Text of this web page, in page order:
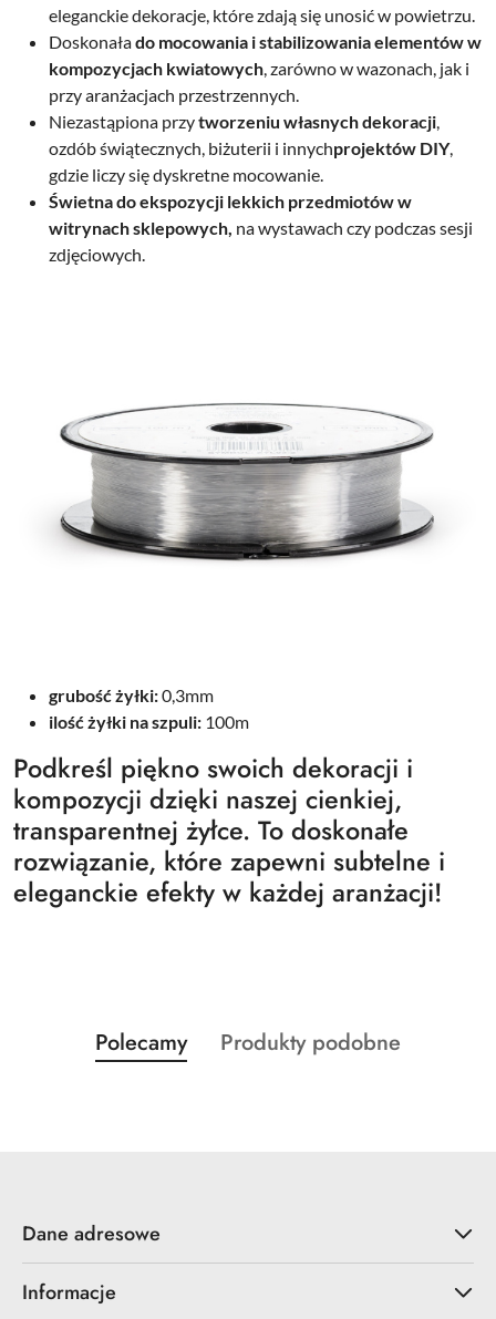
eleganckie dekoracje, które zdają się unosić w powietrzu.
Doskonałado mocowania i stabilizowania elementów w
kompozycjach kwiatowych , zarówno w wazonach, jak i
przy aranżacjach przestrzennych.
Niezastąpiona przytworzeniu własnych dekoracji
ozdób świątecznych, biżuterii i innychprojektów DIY,
gdzie liczy się dyskretne mocowanie.
Świetna do ekspozycji lekkich przedmiotów w
witrynach sklepowych, na wystawach czy podczas sesji
zdjęciowych.
grubość żyłki:0,3mm
ilość żyłki na szpuli: 100m
Podkreśl piękno swoich dekoracji i
kompozycji dzięki naszej cienkiej,
transparentnej żyłce. To doskonałe
rozwiązanie, które zapewni subtelne i
eleganckie efekty w każdej aranżacji!
Pomiń karuzelę produktów
Produkty
o
Polecamy
Produkty
Produkty podobne
Dane adresowe
Informacje